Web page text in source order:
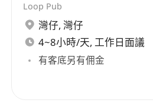
Loop Pub
灣仔, 灣仔
4~8小時/天, 工作日面議
有客底另有佣金